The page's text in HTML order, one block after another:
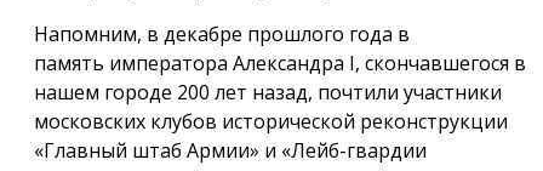
Напомним, в декабре прошлого года в
память императора Александра I, скончавшегося в
нашем городе 200 лет назад, почтили участники
московских клубов исторической реконструкции
«Главный штаб Армии» и «Лейб-гвардии